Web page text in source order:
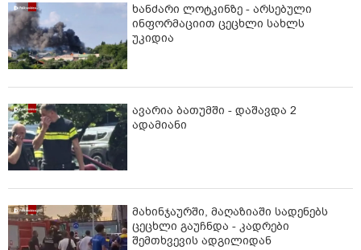
ხანძარი ლოტკინზე - არსებული
ინფორმაციით ცეცხლი სახლს
უკიდია
ავარია ბათუმში - დაშავდა 2
ადამიანი
მახინჯაურში, მაღაზიაში სადენებს
ცეცხლი გაუჩნდა - კადრები
შემთხვევის ადგილიდან